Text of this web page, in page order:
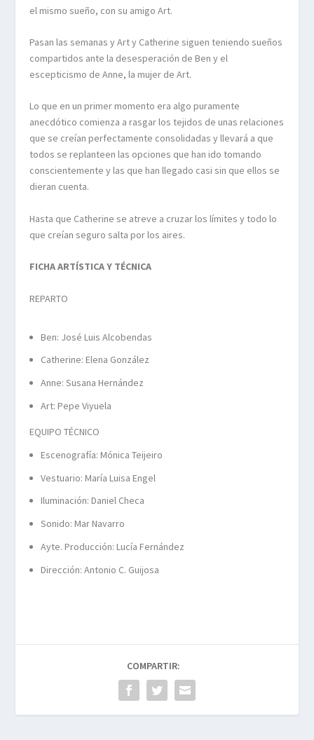
el mismo sueño, con su amigo Art.
Pasan las semanas y Art y Catherine siguen teniendo sueños
compartidos ante la desesperación de Ben y el
escepticismo de Anne, la mujer de Art.
Lo que en un primer momento era algo puramente
anecdótico comienza a rasgar los tejidos de unas relaciones
que se creían perfectamente consolidadas y llevará a que
todos se replanteen las opciones que han ido tomando
conscientemente y las que han llegado casi sin que ellos se
dieran cuenta.
Hasta que Catherine se atreve a cruzar los límites y todo lo
que creían seguro salta por los aires.
FICHA ARTÍSTICA Y TÉCNICA
REPARTO
Ben: José Luis Alcobendas
Catherine: Elena González
Anne: Susana Hernández
Art: Pepe Viyuela
EQUIPO TÉCNICO
Escenografía: Mónica Teijeiro
Vestuario: María Luisa Engel
Iluminación: Daniel Checa
Sonido: Mar Navarro
Ayte. Producción: Lucía Fernández
Dirección: Antonio C. Guijosa
COMPARTIR: